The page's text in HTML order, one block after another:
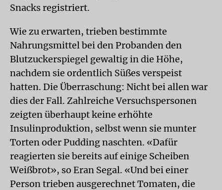
Snacks registriert.
Wie zu erwarten, trieben bestimmte
Nahrungsmittel bei den Probanden den
Blutzuckerspiegel gewaltig in die Höhe,
nachdem sie ordentlich Süßes verspeist
hatten. Die Überraschung: Nicht bei allen war
dies der Fall. Zahlreiche Versuchspersonen
zeigten überhaupt keine erhöhte
Insulinproduktion, selbst wenn sie munter
Torten oder Pudding naschten. «Dafür
reagierten sie bereits auf einige Scheiben
Weißbrot», so Eran Segal. «Und bei einer
Person trieben ausgerechnet Tomaten, die